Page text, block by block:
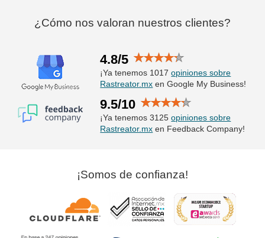
¿Cómo nos valoran nuestros clientes?
4.8/5
¡Ya tenemos 1017opiniones sobre
Rastreator.mx en Google My Business!
9.5/10
¡Ya tenemos 3125opiniones sobre
Rastreator.mx en Feedback Company!
¡Somos de confianza!